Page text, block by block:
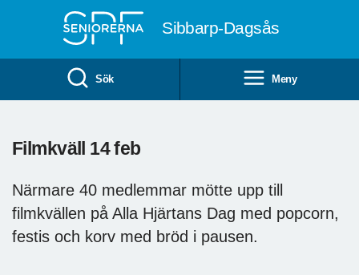
Sibbarp-Dagsås
Sök Meny
Filmkväll 14 feb
Närmare 40 medlemmar mötte upp till
filmkvällen på Alla Hjärtans Dag med popcorn,
festis och korv med bröd i pausen.